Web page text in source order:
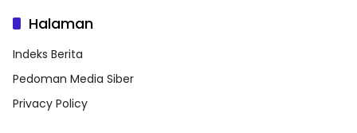
Halaman
Indeks Berita
Pedoman Media Siber
Privacy Policy